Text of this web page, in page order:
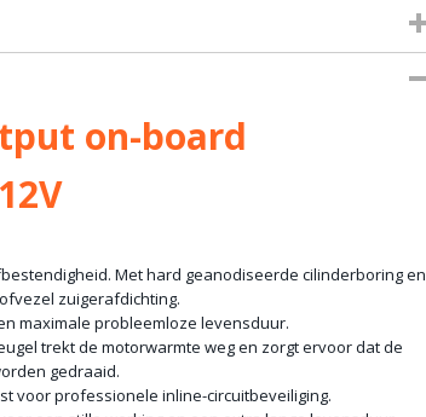
on-board
Met hard geanodiseerde cilinderboring en
zuigerafdichting.
maximale probleemloze levensduur.
trekt de motorwarmte weg en zorgt ervoor dat de
gedraaid.
voor professionele inline-circuitbeveiliging.